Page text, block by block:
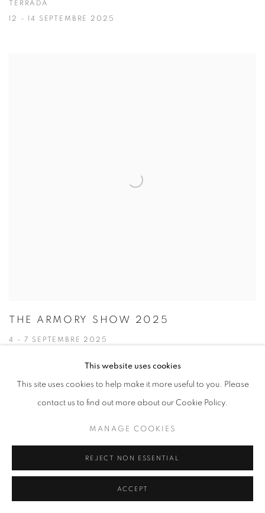
TERRADA
12 - 14 SEPTEMBRE 2025
THE ARMORY SHOW 2025
4 - 7 SEPTEMBRE 2025
This website uses cookies
This site uses cookies to help make it more useful to you. Please
contact us to find out more about our Cookie Policy.
MANAGE COOKIES
REJECT NON ESSENTIAL
ACCEPT